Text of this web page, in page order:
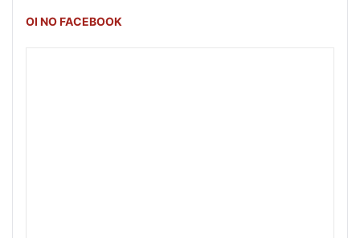
OI NO FACEBOOK